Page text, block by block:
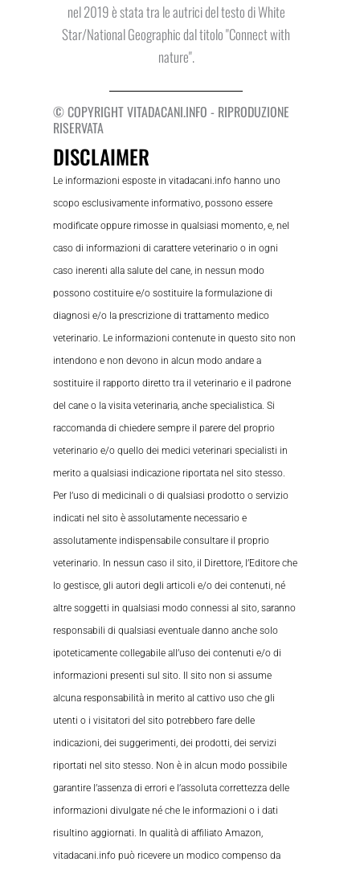
nel 2019 è stata tra le autrici del testo di White
Star/National Geographic dal titolo "Connect with
nature".
© COPYRIGHT VITADACANI.INFO - RIPRODUZIONE
RISERVATA
DISCLAIMER
Le informazioni esposte in vitadacani.info hanno uno
scopo esclusivamente informativo, possono essere
modificate oppure rimosse in qualsiasi momento, e, nel
caso di informazioni di carattere veterinario o in ogni
caso inerenti alla salute del cane, in nessun modo
possono costituire e/o sostituire la formulazione di
diagnosi e/o la prescrizione di trattamento medico
veterinario. Le informazioni contenute in questo sito non
intendono e non devono in alcun modo andare a
sostituire il rapporto diretto tra il veterinario e il padrone
del cane o la visita veterinaria, anche specialistica. Si
raccomanda di chiedere sempre il parere del proprio
veterinario e/o quello dei medici veterinari specialisti in
merito a qualsiasi indicazione riportata nel sito stesso.
Per l’uso di medicinali o di qualsiasi prodotto o servizio
indicati nel sito è assolutamente necessario e
assolutamente indispensabile consultare il proprio
veterinario. In nessun caso il sito, il Direttore, l’Editore che
lo gestisce, gli autori degli articoli e/o dei contenuti, né
altre soggetti in qualsiasi modo connessi al sito, saranno
responsabili di qualsiasi eventuale danno anche solo
ipoteticamente collegabile all’uso dei contenuti e/o di
informazioni presenti sul sito. Il sito non si assume
alcuna responsabilità in merito al cattivo uso che gli
utenti o i visitatori del sito potrebbero fare delle
indicazioni, dei suggerimenti, dei prodotti, dei servizi
riportati nel sito stesso. Non è in alcun modo possibile
garantire l’assenza di errori e l’assoluta correttezza delle
informazioni divulgate né che le informazioni o i dati
risultino aggiornati. In qualità di affiliato Amazon,
vitadacani.info può ricevere un modico compenso da